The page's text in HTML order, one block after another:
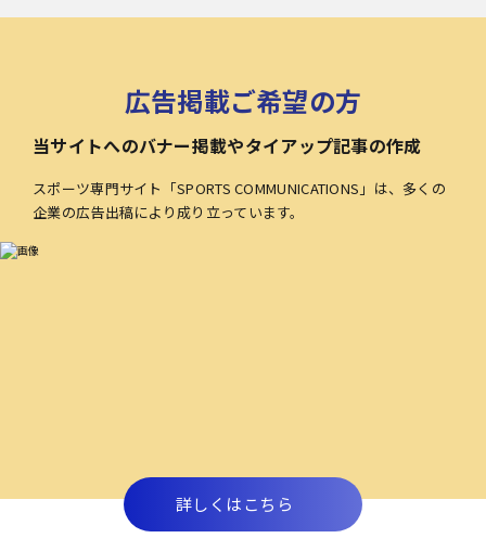
広告掲載ご希望の方
当サイトへのバナー掲載やタイアップ記事の作成
スポーツ専門サイト「SPORTS COMMUNICATIONS」は、多くの
企業の広告出稿により成り立っています。
詳しくはこちら